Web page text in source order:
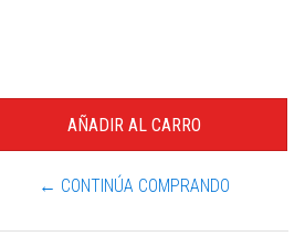
← CONTINÚA COMPRANDO